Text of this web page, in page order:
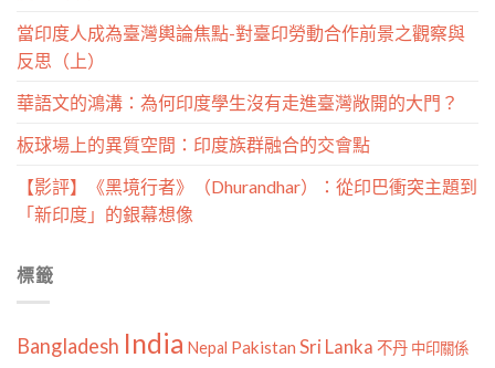
當印度人成為臺灣輿論焦點-對臺印勞動合作前景之觀察與
反思（上）
華語文的鴻溝：為何印度學生沒有走進臺灣敞開的大門？
板球場上的異質空間：印度族群融合的交會點
【影評】《黑境行者》（Dhurandhar）：從印巴衝突主題到
「新印度」的銀幕想像
標籤
Bangladesh India Nepal Pakistan Sri Lanka 不丹 中印關係